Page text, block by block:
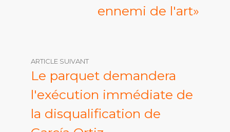
ennemi de l'art»
ARTICLE SUIVANT
Le parquet demandera
l'exécution immédiate de
la disqualification de